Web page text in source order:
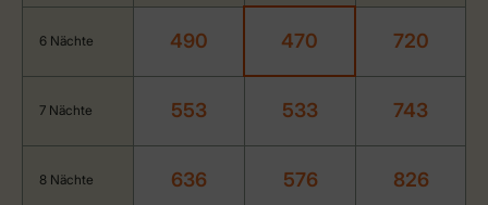
6 Nächte 490 470 720
7 Nächte 553 533 743
8 Nächte 636 576 826